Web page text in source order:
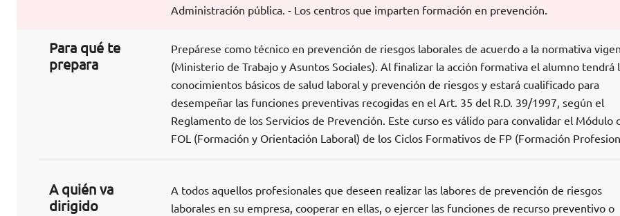
Administración pública. - Los centros que imparten formación en prevención.
Para qué te
prepara
Prepárese como técnico en prevención de riesgos laborales de acuerdo a la normativa
(Ministerio de Trabajo y Asuntos Sociales). Al finalizar la acción formativa el alumno tendrá
conocimientos básicos de salud laboral y prevención de riesgos y estará cualificado para
desempeñar las funciones preventivas recogidas en el Art. 35 del R.D. 39/1997, según el
Reglamento de los Servicios de Prevención. Este curso es válido para convalidar el Módulo
FOL (Formación y Orientación Laboral) de los Ciclos Formativos de FP (Formación
A quién va
dirigido
A todos aquellos profesionales que deseen realizar las labores de prevención de riesgos
laborales en su empresa, cooperar en ellas, o ejercer las funciones de recurso preventivo o